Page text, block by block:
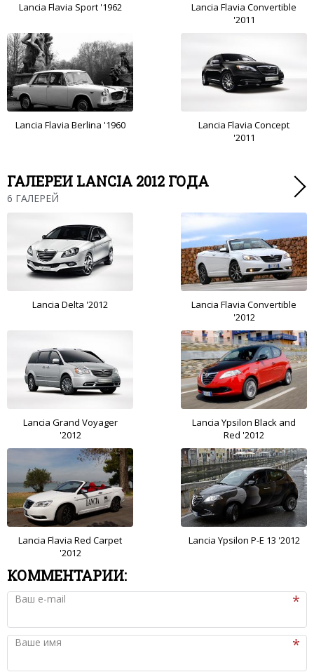
Lancia Flavia Sport '1962
Lancia Flavia Convertible
'2011
Lancia Flavia Berlina '1960
Lancia Flavia Concept
'2011
ГАЛЕРЕИ LANCIA 2012 ГОДА
6 ГАЛЕРЕЙ
Lancia Delta '2012
Lancia Flavia Convertible
'2012
Lancia Grand Voyager
'2012
Lancia Ypsilon Black and
Red '2012
Lancia Flavia Red Carpet
'2012
Lancia Ypsilon P-E 13 '2012
КОММЕНТАРИИ:
Ваш e-mail
Ваше имя